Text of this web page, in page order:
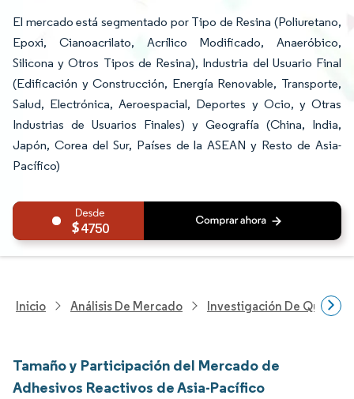
El mercado está segmentado por Tipo de Resina (Poliuretano,
Epoxi, Cianoacrilato, Acrílico Modificado, Anaeróbico,
Silicona y Otros Tipos de Resina), Industria del Usuario Final
(Edificación y Construcción, Energía Renovable, Transporte,
Salud, Electrónica, Aeroespacial, Deportes y Ocio, y Otras
Industrias de Usuarios Finales) y Geografía (China, India,
Japón, Corea del Sur, Países de la ASEAN y Resto de Asia-
Pacífico)
4750
Inicio Análisis De Mercado Investigación De
Tamaño y Participación del Mercado de
Adhesivos Reactivos de Asia-Pacífico